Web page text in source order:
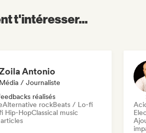
t'intéresser...
Antonio
Média / Journaliste
réalisés
Alternative rockBeats / Lo-fi
Hip-HopClassical music